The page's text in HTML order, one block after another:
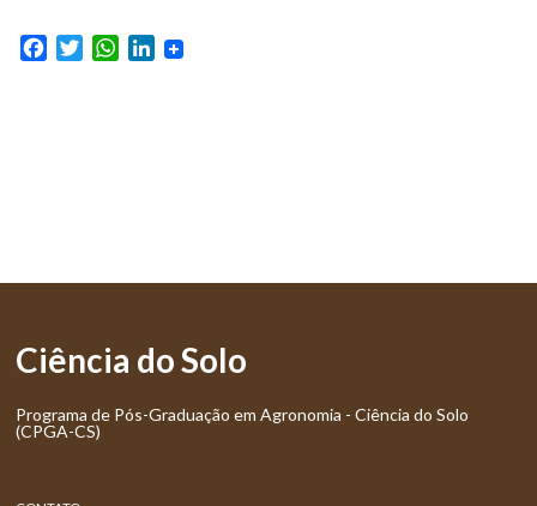
FacebookTwitterWhatsApp
LinkedIn
Ciência do Solo
Programa de Pós-Graduação em Agronomia - Ciência do Solo
(CPGA-CS)